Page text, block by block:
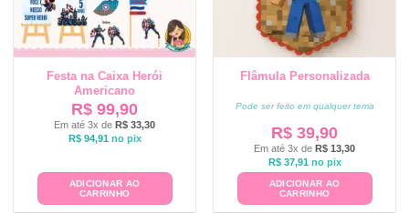
Festa na Caixa Herói
Americano
R$ 99,90
Em até 3x de R$ 33,30
R$94,91 no pix
ADICIONAR AO
CARRINHO
Flâmula Personalizada
Pode ser feito em qualquer tema
R$ 39,90
Em até 3x de R$ 13,30
R$37,91 no pix
ADICIONAR AO
CARRINHO